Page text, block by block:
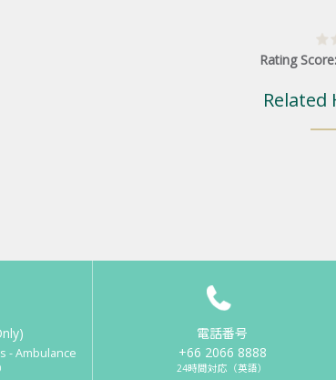
Rating Score:
Related
- Ambulance
電話番号
+66 2066 8888
24時間対応（英語）